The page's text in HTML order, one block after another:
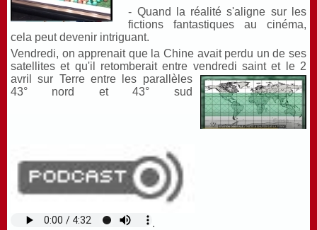
- Quand la réalité s'aligne sur les
fictions fantastiques au cinéma,
cela peut devenir intriguant.
Vendredi, on apprenait que la Chine avait perdu un de ses
satellites et qu'il retomberait entre vendredi saint et le 2
avril sur Terre entre les parallèles
43° nord et 43° sud
.